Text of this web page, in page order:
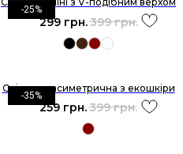
-25%
299 грн.399 грн.
-35%
Спідниця асиметрична з екошкіри
259 грн.399 грн.